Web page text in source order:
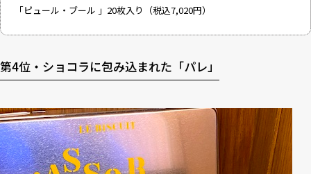
「ピュール・ブール 」20枚入り （税込7,020円）
第4位・ショコラに包み込まれた「パレ」